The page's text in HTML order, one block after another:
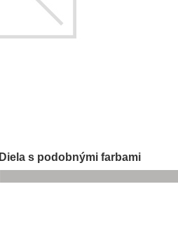
Diela s podobnými farbami